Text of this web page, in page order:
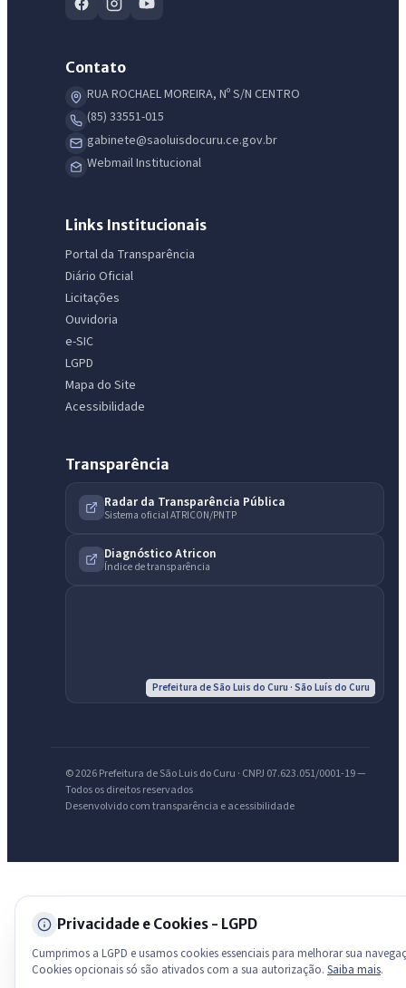
Contato
RUA ROCHAEL MOREIRA, Nº S/N CENTRO
(85) 33551-015
gabinete@saoluisdocuru.ce.gov.br
Webmail Institucional
Links Institucionais
Portal da Transparência
Diário Oficial
Licitações
Ouvidoria
e-SIC
LGPD
Mapa do Site
Acessibilidade
Transparência
Radar da Transparência Pública
Sistema oficial ATRICON/PNTP
Diagnóstico Atricon
Índice de transparência
Prefeitura de São Luis do Curu · São Luís do Curu
© 2026 Prefeitura de São Luis do Curu · CNPJ 07.623.051/0001-19 —
Todos os direitos reservados
Desenvolvido com transparência e acessibilidade
Privacidade e Cookies - LGPD
Cumprimos a LGPD e usamos cookies essenciais para melhorar sua
Cookies opcionais só são ativados com a sua autorização. Saiba mais.
IntGest AI
Assistente do Portal